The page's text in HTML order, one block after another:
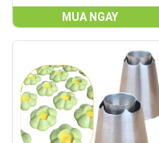
MUA NGAY